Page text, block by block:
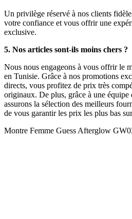
Un privilège réservé à nos clients
votre confiance et vous offrir une
exclusive.
5. Nos articles sont-ils moins chers ?
Nous nous engageons à vous offrir le
en Tunisie. Grâce à nos promotions
directs, vous profitez de prix très
originaux. De plus, grâce à une équipe
assurons la sélection des meilleurs
de vous garantir les prix les plus bas
Montre Femme Guess Afterglow